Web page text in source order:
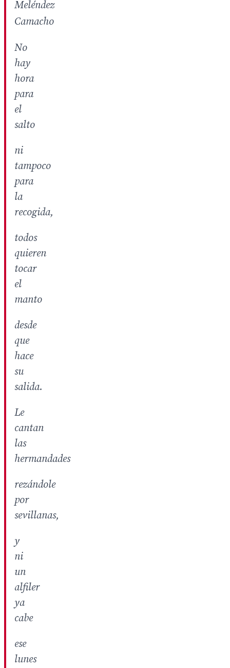
Meléndez
Camacho
No
hay
hora
para
el
salto
ni
tampoco
para
la
recogida,
todos
quieren
tocar
el
manto
desde
que
hace
su
salida.
Le
cantan
las
hermandades
rezándole
por
sevillanas,
y
ni
un
alfiler
ya
cabe
ese
lunes